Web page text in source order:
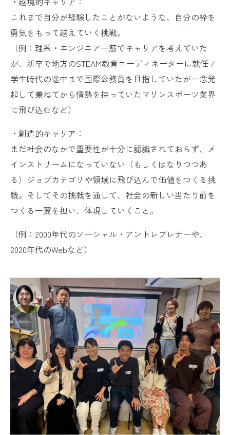
これまで自分が経験したことがないような、自分の枠を
勇気をもって越えていく挑戦。
（例：理系・エンジニア一筋でキャリアを考えていた
が、新卒で地方のSTEAM教育コーディネーターに就任 /
学生時代の途中まで国際公務員を目指していたが一念発
起して兼ねてから情熱を持っていたマリンスポーツ業界
に飛び込むなど）
・創造的キャリア：
まだ社会のなかで重要性が十分に認識されておらず、メ
インストリームになっていない（もしくはなりつつあ
る）ジョブカテゴリや領域に飛び込んで価値をつくる挑
戦。そしてその挑戦を通して、社会の新しい当たり前を
つくる一翼を担い、体現していくこと。
（例：2000年代のソーシャル・アントレプレナーや、
2020年代のWebなど）